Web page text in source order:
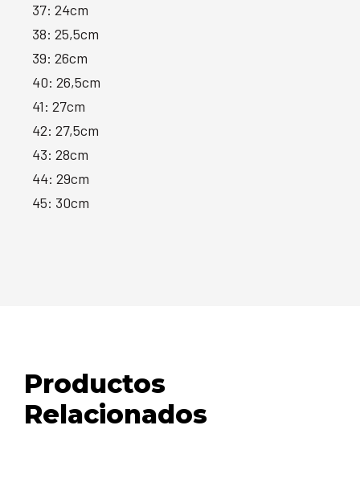
37: 24cm
38: 25,5cm
39: 26cm
40: 26,5cm
41: 27cm
42: 27,5cm
43: 28cm
44: 29cm
45: 30cm
Productos
Relacionados